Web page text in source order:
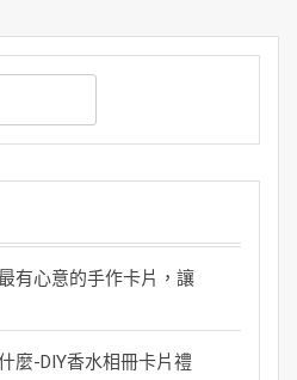
有心意的手作卡片，讓
麼-DIY香水相冊卡片禮